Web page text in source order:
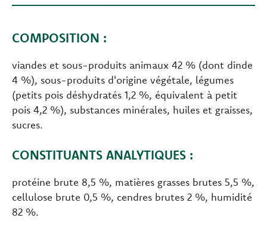
COMPOSITION :
viandes et sous-produits animaux 42 % (dont dinde
4 %), sous-produits d'origine végétale, légumes
(petits pois déshydratés 1,2 %, équivalent à petit
pois 4,2 %), substances minérales, huiles et graisses,
sucres.
CONSTITUANTS ANALYTIQUES :
protéine brute 8,5 %, matières grasses brutes 5,5 %,
cellulose brute 0,5 %, cendres brutes 2 %, humidité
82 %.